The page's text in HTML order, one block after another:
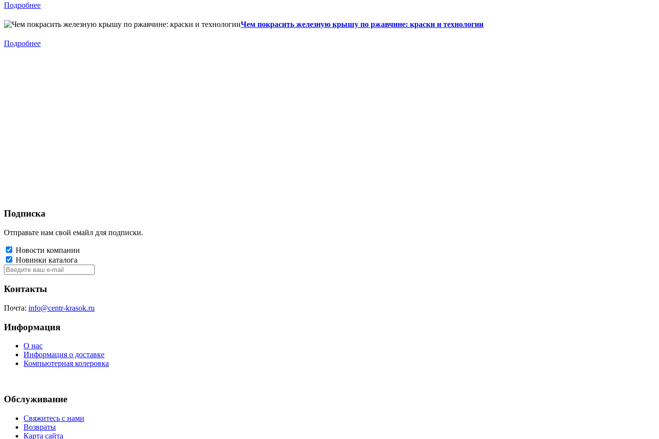
Подробнее
Чем покрасить железную крышу по ржавчине: краски и технологии
Подробнее
Подписка
Отправьте нам свой емайл для подписки.
Новости компании
Новинки каталога
Контакты
Почта: info@centr-krasok.ru
Информация
О нас
Информация о доставке
Компьютерная колеровка
Обслуживание
Свяжитесь с нами
Возвраты
Карта сайта